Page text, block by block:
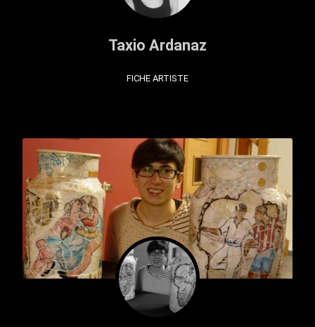
Taxio Ardanaz
FICHE ARTISTE